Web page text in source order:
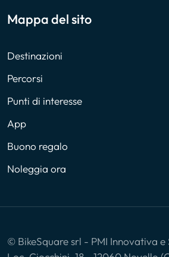
Mappa del sito
Destinazioni
Percorsi
Punti di interesse
App
Buono regalo
Noleggia ora
© BikeSquare srl - PMI Innovativa